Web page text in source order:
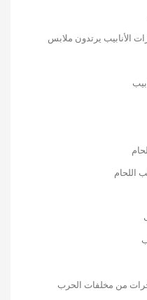
الأنابيب يرتدون ملابس
اللحام
من مخلفات الحرب